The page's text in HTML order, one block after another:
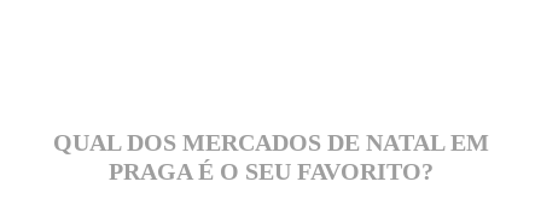
QUAL DOS MERCADOS DE NATAL EM
PRAGA É O SEU FAVORITO?